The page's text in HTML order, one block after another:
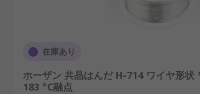
在庫あり
ホーザン 共晶はんだ H-714 ワイヤ形
183 °C融点